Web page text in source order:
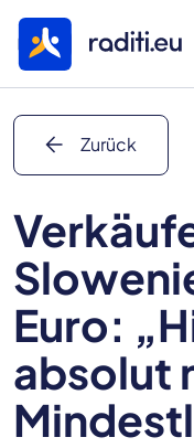
arrow_back Zurück
Euro:
absolut